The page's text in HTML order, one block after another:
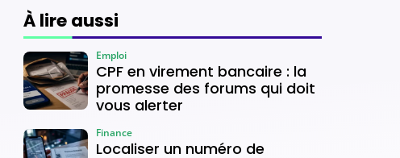
À lire aussi
CPF en virement bancaire : la
promesse des forums qui doit
vous alerter
Emploi
Localiser un numéro de
Finance